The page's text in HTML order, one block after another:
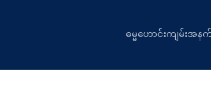
ဓမ္မဟောင်းကျမ်းအန